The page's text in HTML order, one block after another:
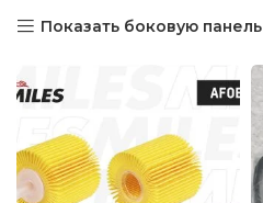
Показать боковую панель